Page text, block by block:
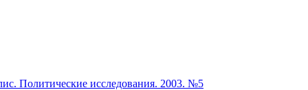
Политические исследования. 2003. №5